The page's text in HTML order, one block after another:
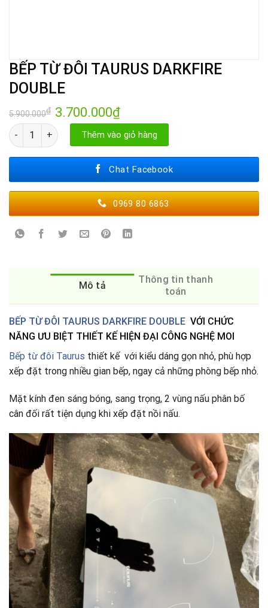
BẾP TỪ ĐÔI TAURUS DARKFIRE
DOUBLE
5.900.000₫ Giá
gốc
là:
5.900.000₫.
3.700.000₫Giá
tại
là:
3.700.000₫.
BẾP TỪ ĐÔI TAURUS DARKFIRE DOUBLE số lượng
Thêm vào giỏ hàng
Chat Facebook
0969 80 6863
Mô tả
Thông tin thanh
toán
BẾP TỪ ĐÔI TAURUS DARKFIRE DOUBLE VỚI CHỨC
NĂNG ƯU BIỆT THIẾT KẾ HIỆN ĐẠI CÔNG NGHỆ MOI
Bếp từ đôi Taurus thiết kế với kiểu dáng gọn nhỏ, phù hợp
xếp đặt trong nhiều gian bếp, ngay cả những phòng bếp nhỏ.
Mặt kính đen sáng bóng, sang trọng, 2 vùng nấu phân bố
cân đối rất tiện dụng khi xếp đặt nồi nấu.